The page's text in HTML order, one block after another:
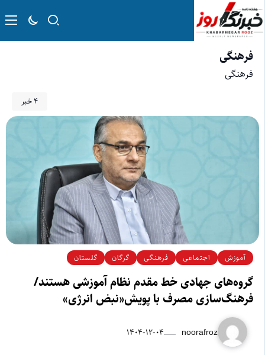
فرهنگی
فرهنگی
4 خبر
آموزش اجتماعی فرهنگی گرگان گلستان
گروه‌های جهادی خط مقدم نظام آموزشی هستند/
فرهنگ‌سازی مصرف با پویش«نبض انرژی»
noorafroz ۱۴۰۴-۱۲-۰۴